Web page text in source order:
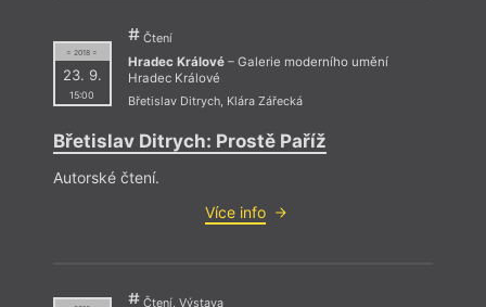
= 2018 =
23. 9.
15:00
Čtení
Hradec Králové– Galerie moderního umění
Hradec Králové
Břetislav Ditrych, Klára Zářecká
Břetislav Ditrych: Prostě Paříž
Autorské čtení.
Více info
Čtení, Výstava